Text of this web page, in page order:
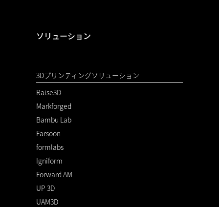
ソリューション
3Dプリンティングソリューション
Raise3D
Markforged
Bambu Lab
Farsoon
formlabs
Igniform
Forward AM
UP 3D
UAM3D